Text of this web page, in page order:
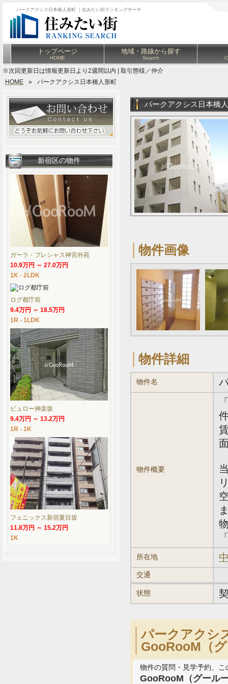
パークアクシス日本橋人形町 ｜住みたい街ランキングサーチ
トップページ
HOME
地域・路線から探す
Search
※次回更新日は情報更新日より2週間以内 | 取引態様／仲介
HOME
» パークアクシス日本橋人形町
パークアクシス日本橋
物件画像
物件詳細
物件名
物件概要
所在地
交通
状態
パークアクシ
GooRooM（
物件の質問・見学予約、
GooRooM（グール
新宿区の物件
ガーラ・プレシャス神宮外苑
10.9万円 ～ 27.0万円
1K - 2LDK
ログ都庁前
9.4万円 ～ 18.5万円
1R - 1LDK
ビュロー神楽坂
9.4万円 ～ 13.2万円
1R - 1K
フェニックス新宿夏目坂
11.8万円 ～ 15.2万円
1K